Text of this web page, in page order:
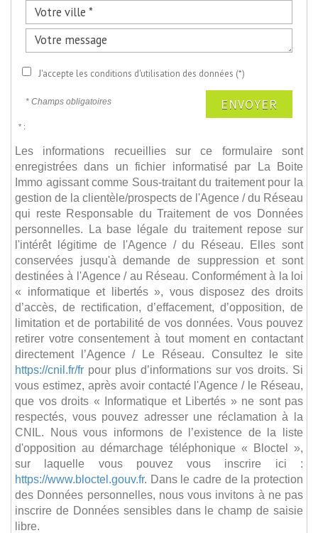
J'accepte les conditions d'utilisation des données (*)
* Champs obligatoires ENVOYER
* :
Les informations recueillies sur ce formulaire sont
enregistrées dans un fichier informatisé par La Boite
Immo agissant comme Sous-traitant du traitement pour la
gestion de la clientèle/prospects de l'Agence / du Réseau
qui reste Responsable du Traitement de vos Données
personnelles. La base légale du traitement repose sur
l'intérêt légitime de l'Agence / du Réseau. Elles sont
conservées jusqu'à demande de suppression et sont
destinées à l'Agence / au Réseau. Conformément à la loi
« informatique et libertés », vous disposez des droits
d’accès, de rectification, d’effacement, d’opposition, de
limitation et de portabilité de vos données. Vous pouvez
retirer votre consentement à tout moment en contactant
directement l’Agence / Le Réseau. Consultez le site
https://cnil.fr/fr pour plus d’informations sur vos droits. Si
vous estimez, après avoir contacté l'Agence / le Réseau,
que vos droits « Informatique et Libertés » ne sont pas
respectés, vous pouvez adresser une réclamation à la
CNIL. Nous vous informons de l’existence de la liste
d'opposition au démarchage téléphonique « Bloctel »,
sur laquelle vous pouvez vous inscrire ici :
https://www.bloctel.gouv.fr. Dans le cadre de la protection
des Données personnelles, nous vous invitons à ne pas
inscrire de Données sensibles dans le champ de saisie
libre.